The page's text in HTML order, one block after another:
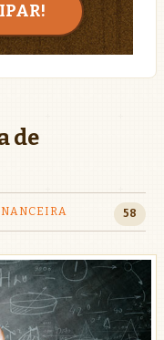
de
58